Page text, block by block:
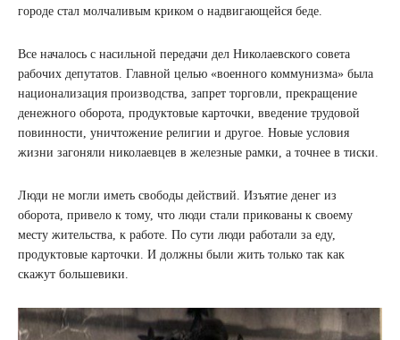
городе стал молчаливым криком о надвигающейся беде.
Все началось с насильной передачи дел Николаевского совета
рабочих депутатов. Главной целью «военного коммунизма» была
национализация производства, запрет торговли, прекращение
денежного оборота, продуктовые карточки, введение трудовой
повинности, уничтожение религии и другое. Новые условия
жизни загоняли николаевцев в железные рамки, а точнее в тиски.
Люди не могли иметь свободы действий. Изъятие денег из
оборота, привело к тому, что люди стали прикованы к своему
месту жительства, к работе. По сути люди работали за еду,
продуктовые карточки. И должны были жить только так как
скажут большевики.